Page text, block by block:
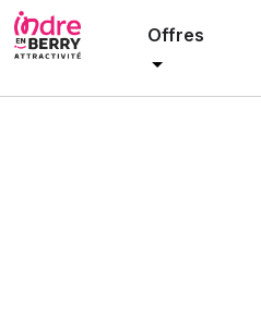
Offres